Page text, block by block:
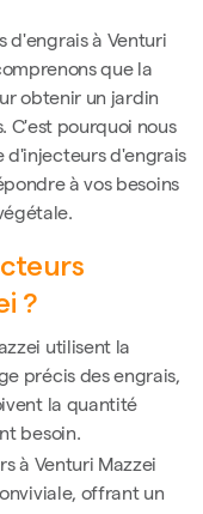
d'engrais à Venturi
que la
obtenir un jardin
C'est pourquoi nous
d'injecteurs d'engrais
à vos besoins
?
utilisent la
précis des engrais,
la quantité
besoin.
à Venturi Mazzei
offrant un